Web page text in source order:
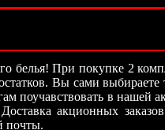
белья! При покупке 2
Вы сами
поучавствовать в нашей
акционных
почты.